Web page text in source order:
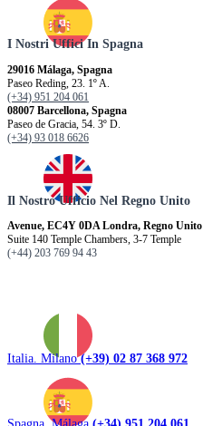
I Nostri Uffici In Spagna
29016 Málaga, Spagna
Paseo Reding, 23. 1º A.
(+34) 951 204 061
08007 Barcellona, ​​Spagna
Paseo de Gracia, 54. 3º D.
(+34) 93 018 6626
Il Nostro Ufficio Nel Regno Unito
Avenue, EC4Y 0DA Londra, Regno Unito
Suite 140 Temple Chambers, 3-7 Temple
(+44) 203 769 94 43
Italia. Milano(+39) 02 87 368 972